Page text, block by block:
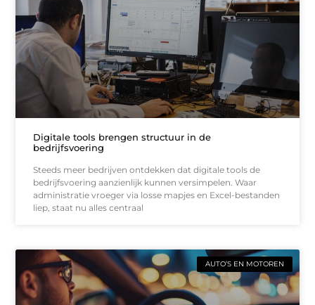
Digitale tools brengen structuur in de
bedrijfsvoering
Steeds meer bedrijven ontdekken dat digitale tools de
bedrijfsvoering aanzienlijk kunnen versimpelen. Waar
administratie vroeger via losse mapjes en Excel-bestanden
liep, staat nu alles centraal
AUTO’S EN MOTOREN